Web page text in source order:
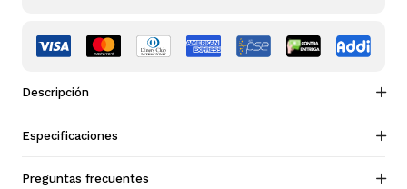
Descripción
Especificaciones
Preguntas frecuentes